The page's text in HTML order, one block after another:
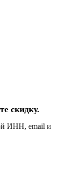
скидку.
ИНН, email и